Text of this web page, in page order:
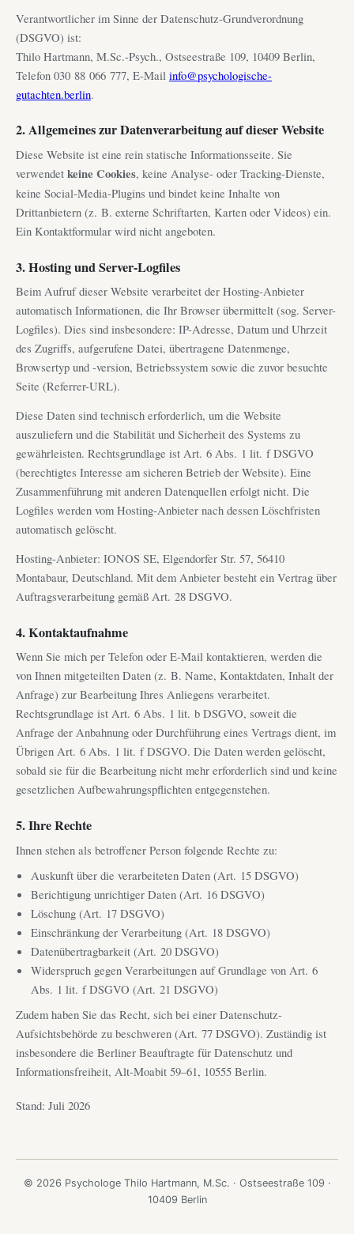
Verantwortlicher im Sinne der Datenschutz-Grundverordnung
(DSGVO) ist:
Thilo Hartmann, M.Sc.-Psych., Ostseestraße 109, 10409 Berlin,
Telefon 030 88 066 777, E-Mail info@psychologische-
gutachten.berlin.
2. Allgemeines zur Datenverarbeitung auf dieser Website
Diese Website ist eine rein statische Informationsseite. Sie
verwendet keine Cookies, keine Analyse- oder Tracking-Dienste,
keine Social-Media-Plugins und bindet keine Inhalte von
Drittanbietern (z. B. externe Schriftarten, Karten oder Videos) ein.
Ein Kontaktformular wird nicht angeboten.
3. Hosting und Server-Logfiles
Beim Aufruf dieser Website verarbeitet der Hosting-Anbieter
automatisch Informationen, die Ihr Browser übermittelt (sog. Server-
Logfiles). Dies sind insbesondere: IP-Adresse, Datum und Uhrzeit
des Zugriffs, aufgerufene Datei, übertragene Datenmenge,
Browsertyp und -version, Betriebssystem sowie die zuvor besuchte
Seite (Referrer-URL).
Diese Daten sind technisch erforderlich, um die Website
auszuliefern und die Stabilität und Sicherheit des Systems zu
gewährleisten. Rechtsgrundlage ist Art. 6 Abs. 1 lit. f DSGVO
(berechtigtes Interesse am sicheren Betrieb der Website). Eine
Zusammenführung mit anderen Datenquellen erfolgt nicht. Die
Logfiles werden vom Hosting-Anbieter nach dessen Löschfristen
automatisch gelöscht.
Hosting-Anbieter: IONOS SE, Elgendorfer Str. 57, 56410
Montabaur, Deutschland. Mit dem Anbieter besteht ein Vertrag über
Auftragsverarbeitung gemäß Art. 28 DSGVO.
4. Kontaktaufnahme
Wenn Sie mich per Telefon oder E-Mail kontaktieren, werden die
von Ihnen mitgeteilten Daten (z. B. Name, Kontaktdaten, Inhalt der
Anfrage) zur Bearbeitung Ihres Anliegens verarbeitet.
Rechtsgrundlage ist Art. 6 Abs. 1 lit. b DSGVO, soweit die
Anfrage der Anbahnung oder Durchführung eines Vertrags dient, im
Übrigen Art. 6 Abs. 1 lit. f DSGVO. Die Daten werden gelöscht,
sobald sie für die Bearbeitung nicht mehr erforderlich sind und keine
gesetzlichen Aufbewahrungspflichten entgegenstehen.
5. Ihre Rechte
Ihnen stehen als betroffener Person folgende Rechte zu:
Auskunft über die verarbeiteten Daten (Art. 15 DSGVO)
Berichtigung unrichtiger Daten (Art. 16 DSGVO)
Löschung (Art. 17 DSGVO)
Einschränkung der Verarbeitung (Art. 18 DSGVO)
Datenübertragbarkeit (Art. 20 DSGVO)
Widerspruch gegen Verarbeitungen auf Grundlage von Art. 6
Abs. 1 lit. f DSGVO (Art. 21 DSGVO)
Zudem haben Sie das Recht, sich bei einer Datenschutz-
Aufsichtsbehörde zu beschweren (Art. 77 DSGVO). Zuständig ist
insbesondere die Berliner Beauftragte für Datenschutz und
Informationsfreiheit, Alt-Moabit 59–61, 10555 Berlin.
Stand: Juli 2026
© 2026 Psychologe Thilo Hartmann, M.Sc. · Ostseestraße 109 ·
10409 Berlin